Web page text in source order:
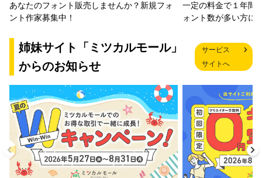
あなたのフォント販売しませんか？新規フォ
ント作家募集中！
一定の料金で１年間
ォント数が多い方に
姉妹サイト「ミツカルモール」
からのお知らせ
サービス
サイトへ